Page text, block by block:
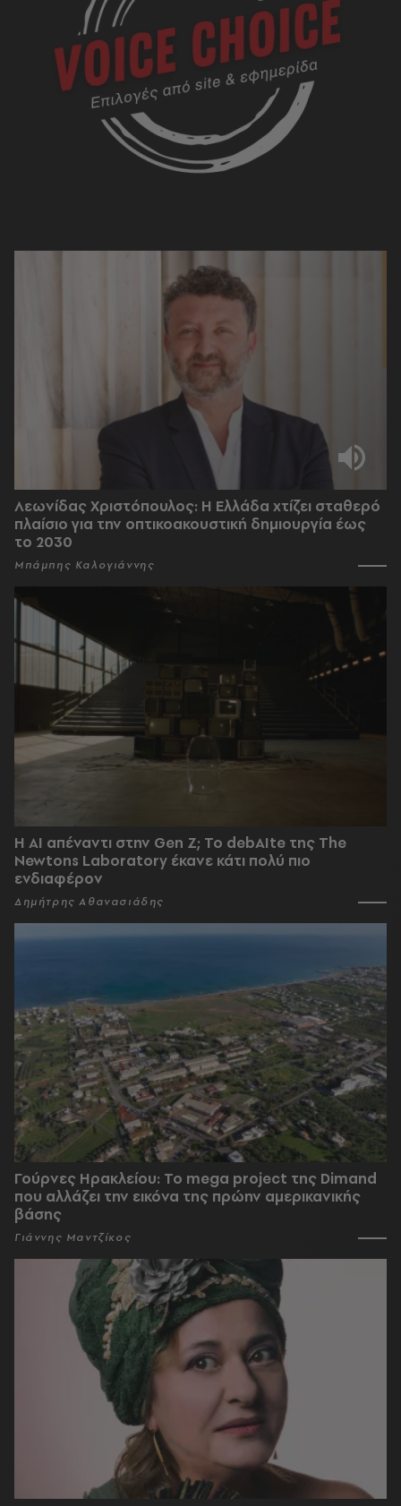
Λεωνίδας Χριστόπουλος: Η Ελλάδα χτίζει σταθερό
πλαίσιο για την οπτικοακουστική δημιουργία έως
το 2030
Μπάμπης Καλογιάννης
Η AI απέναντι στην Gen Z; Το debAIte της The
Newtons Laboratory έκανε κάτι πολύ πιο
ενδιαφέρον
Δημήτρης Αθανασιάδης
Γούρνες Ηρακλείου: To mega project της Dimand
που αλλάζει την εικόνα της πρώην αμερικανικής
βάσης
Γιάννης Μαντζίκος